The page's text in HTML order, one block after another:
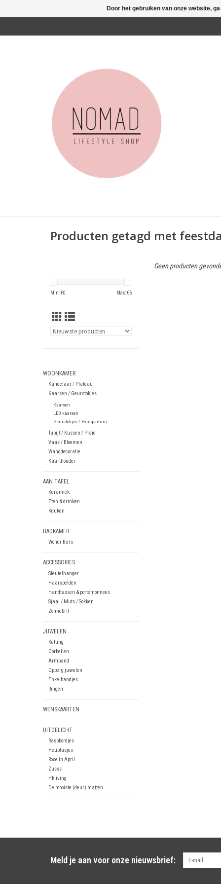
Producten getagd met
Min: €0 Max: €5
WOONKAMER
Kandelaar / Plateau
Kaarsen / Geurstokjes
Kaarsen
LED kaarsen
Geurstokjes / Huisparfum
Tapijt / Kussen / Plaid
Vaas / Bloemen
Wanddecoratie
Kaarthouder
AAN TAFEL
Keramiek
Eten & drinken
Keuken
BADKAMER
Wondr Bars
ACCESSOIRES
Sleutelhanger
Haarspelden
Handtassen & portemonnees
Sjaal / Muts / Sokken
Zonnebril
JUWELEN
Ketting
Oorbellen
Armband
Opberg juwelen
Enkelbandjes
Ringen
WENSKAARTEN
UITGELICHT
Raspbordjes
Heuptasjes
Rose in April
Zusss
Hkliving
De mooiste (deur) matten
Geen producten
Meld je aan voor onze nieuwsbrief:
Door het gebruiken van onze website,